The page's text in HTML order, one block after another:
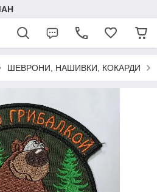
ШЕВРОНИ, НАШИВКИ, КОКАРДИ